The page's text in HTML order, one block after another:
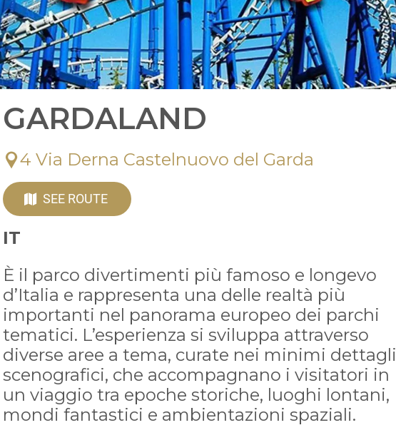
GARDALAND
4 Via Derna Castelnuovo del Garda
SEE ROUTE
IT
È il parco divertimenti più famoso e longevo
d’Italia e rappresenta una delle realtà più
importanti nel panorama europeo dei parchi
tematici. L’esperienza si sviluppa attraverso
diverse aree a tema, curate nei minimi dettagli
scenografici, che accompagnano i visitatori in
un viaggio tra epoche storiche, luoghi lontani,
mondi fantastici e ambientazioni spaziali.